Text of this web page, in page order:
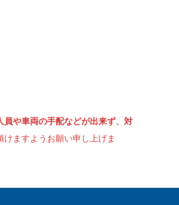
や車両の手配などが出来ず、対
けますようお願い申し上げま